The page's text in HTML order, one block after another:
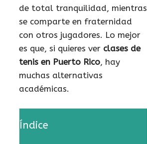
de total tranquilidad, mientras
se comparte en fraternidad
con otros jugadores. Lo mejor
es que, si quieres ver clases de
tenis en Puerto Rico, hay
muchas alternativas
académicas.
Índice